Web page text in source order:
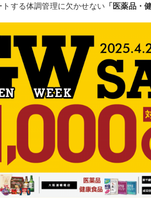
する体調管理に欠かせない 「医薬品・